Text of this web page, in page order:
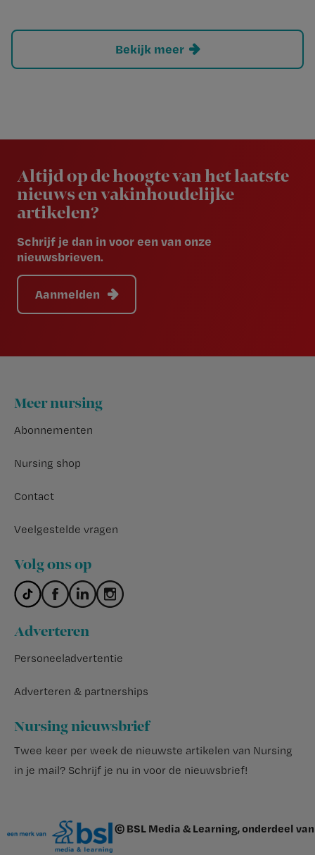
Bekijk meer
Altijd op de hoogte van het laatste
nieuws en vakinhoudelijke
artikelen?
Schrijf je dan in voor een van onze
nieuwsbrieven.
Aanmelden
Footer
Meer nursing
Abonnementen
Nursing shop
Contact
Veelgestelde vragen
Volg ons op
Adverteren
Personeeladvertentie
Adverteren & partnerships
Nursing nieuwsbrief
Twee keer per week de nieuwste artikelen van Nursing
in je mail? Schrijf je nu in voor de nieuwsbrief!
© BSL Media & Learning, onderdeel van